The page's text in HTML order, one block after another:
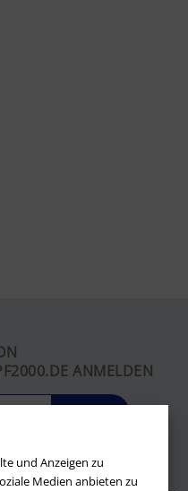
und Anzeigen zu
Medien anbieten zu
ANMELDEN